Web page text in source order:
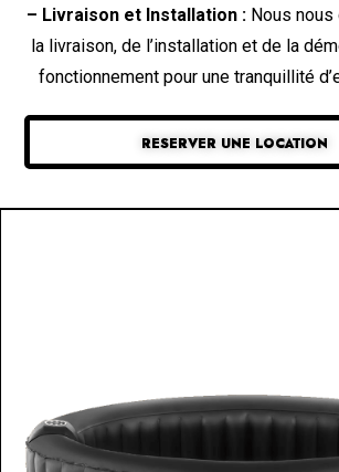
– Livraison et Installation :Nous nous
la livraison, de l’installation et de la
fonctionnement pour une tranquillité
RESERVER UNE LOCATION